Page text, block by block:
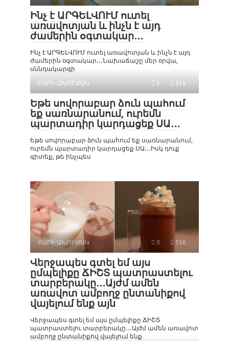
Ինչ է ԱՐԳԵԼՎՈՒՄ ուտել
առավոտյան և ինչն է այդ
ժամերին օգտակար․․․
Ինչ է ԱՐԳԵԼՎՈՒՄ ուտել առավոտյան և ինչն է այդ
ժամերին օգտակար․․․Նախաճաշը մեր օրվա,
սննդակարգի
ԲԱՐԻ ԱԽՈՐԺԱԿ
0 516
Եթե սովորաբար ձուն պահում
եք սառնարանում, ուրեմն
պարտադիր կարդացեք ՍԱ․․․
Եթե սովորաբար ձուն պահում եք սառնարանում,
ուրեմն պարտադիր կարդացեք ՍԱ․․․Իսկ դուք
գիտեք, թե ինչպես
ԲԱՐԻ ԱԽՈՐԺԱԿ 0 156
Վերջապես գտել եմ այս
ըմպելիքը ՃԻՇՏ պատրաստելու
տարբերակը․․․Այժմ ամեն
առավոտ ամբողջ ընտանիքով
վայելում ենք այն
Վերջապես գտել եմ այս ըմպելիքը ՃԻՇՏ
պատրաստելու տարբերակը․․․Այժմ ամեն առավոտ
ամբողջ ընտանիքով վայելում ենք